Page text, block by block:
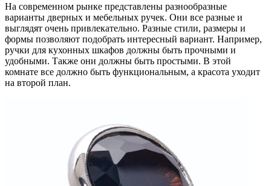
На современном рынке представлены разнообразные
варианты дверных и мебельных ручек. Они все разные и
выглядят очень привлекательно. Разные стили, размеры и
формы позволяют подобрать интересный вариант. Например,
ручки для кухонных шкафов должны быть прочными и
удобными. Также они должны быть простыми. В этой
комнате все должно быть функциональным, а красота уходит
на второй план.